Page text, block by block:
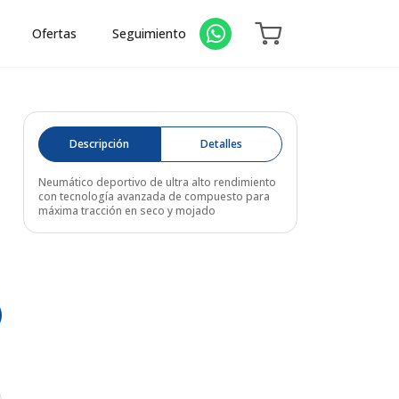
Ofertas Seguimiento
Descripción Detalles
Neumático deportivo de ultra alto rendimiento
con tecnología avanzada de compuesto para
máxima tracción en seco y mojado